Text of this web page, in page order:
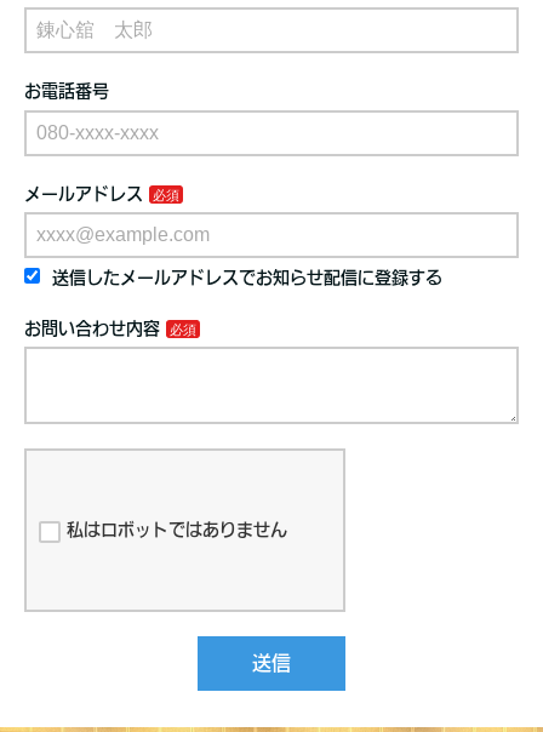
お電話番号
メールアドレス
送信したメールアドレスでお知らせ配信に登録する
お問い合わせ内容
私はロボットではありません
送信